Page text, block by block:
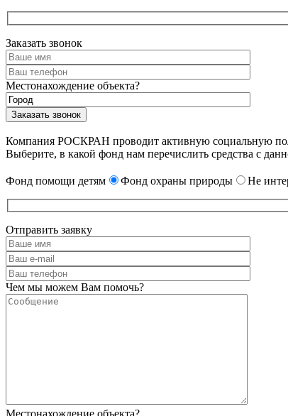
Заказать звонок
Местонахождение объекта?
Компания РОСКРАН проводит активную социальную
Выберите, в какой фонд нам перечислить средства с
Фонд помощи детям Фонд охраны природы Не
Отправить заявку
Чем мы можем Вам помочь?